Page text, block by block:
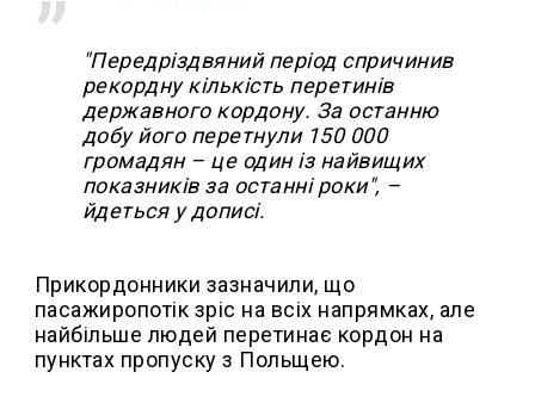
"Передріздвяний період спричинив
рекордну кількість перетинів
державного кордону. За останню
добу його перетнули 150 000
громадян – це один із найвищих
показників за останні роки", –
йдеться у дописі.
Прикордонники зазначили, що
пасажиропотік зріс на всіх напрямках, але
найбільше людей перетинає кордон на
пунктах пропуску з Польщею.